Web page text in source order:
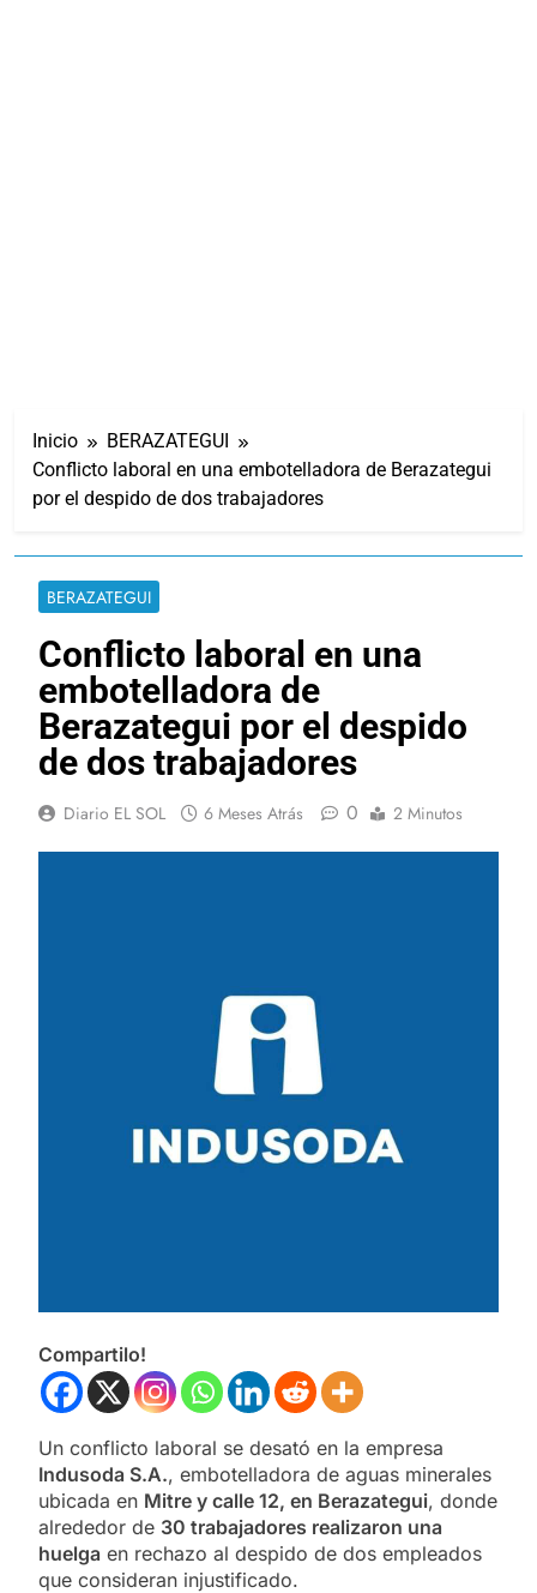
Inicio
BERAZATEGUI
Conflicto laboral en una embotelladora de Berazategui
por el despido de dos trabajadores
BERAZATEGUI
Conflicto laboral en una
embotelladora de
Berazategui por el despido
de dos trabajadores
Diario EL SOL 6 Meses Atrás 0 2 Minutos
Compartilo!
Un conflicto laboral se desató en la empresa
Indusoda S.A., embotelladora de aguas minerales
ubicada en Mitre y calle 12, en Berazategui, donde
alrededor de 30 trabajadores realizaron una
huelga en rechazo al despido de dos empleados
que consideran injustificado.